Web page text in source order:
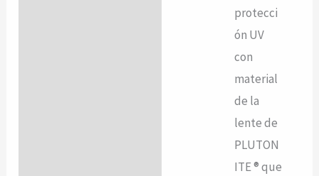
protecci
ón UV
con
material
de la
lente de
PLUTON
ITE ® que